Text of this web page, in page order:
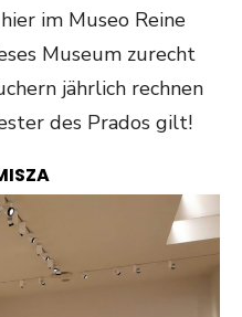
im Museo Reine
Museum zurecht
jährlich rechnen
des Prados gilt!